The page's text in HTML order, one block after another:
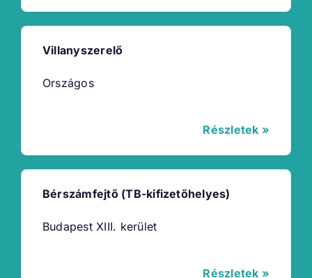
Villanyszerelő
Országos
Részletek »
Bérszámfejtő (TB-kifizetőhelyes)
Budapest XIII. kerület
Részletek »